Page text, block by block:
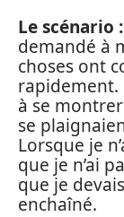
Le scénario :
demandé à
choses ont
rapidement.
à se
se
Lorsque je
que je n’ai
que je
enchaîné.